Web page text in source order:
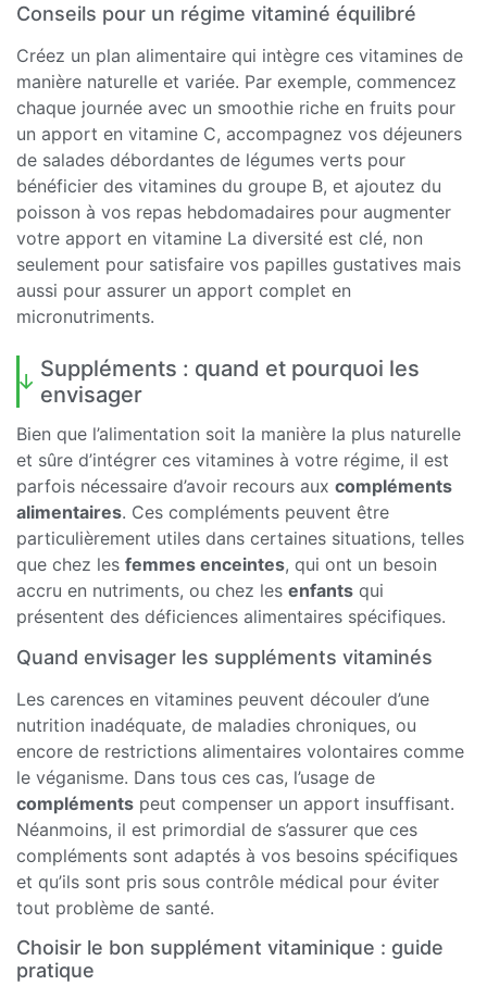
Conseils pour un régime vitaminé équilibré
Créez un plan alimentaire qui intègre ces vitamines de
manière naturelle et variée. Par exemple, commencez
chaque journée avec un smoothie riche en fruits pour
un apport en vitamine C, accompagnez vos déjeuners
de salades débordantes de légumes verts pour
bénéficier des vitamines du groupe B, et ajoutez du
poisson à vos repas hebdomadaires pour augmenter
votre apport en vitamine La diversité est clé, non
seulement pour satisfaire vos papilles gustatives mais
aussi pour assurer un apport complet en
micronutriments.
Suppléments : quand et pourquoi les
envisager
Bien que l’alimentation soit la manière la plus naturelle
et sûre d’intégrer ces vitamines à votre régime, il est
parfois nécessaire d’avoir recours aux compléments
alimentaires. Ces compléments peuvent être
particulièrement utiles dans certaines situations, telles
que chez les femmes enceintes, qui ont un besoin
accru en nutriments, ou chez les enfants qui
présentent des déficiences alimentaires spécifiques.
Quand envisager les suppléments vitaminés
Les carences en vitamines peuvent découler d’une
nutrition inadéquate, de maladies chroniques, ou
encore de restrictions alimentaires volontaires comme
le véganisme. Dans tous ces cas, l’usage de
compléments peut compenser un apport insuffisant.
Néanmoins, il est primordial de s’assurer que ces
compléments sont adaptés à vos besoins spécifiques
et qu’ils sont pris sous contrôle médical pour éviter
tout problème de santé.
Choisir le bon supplément vitaminique : guide
pratique